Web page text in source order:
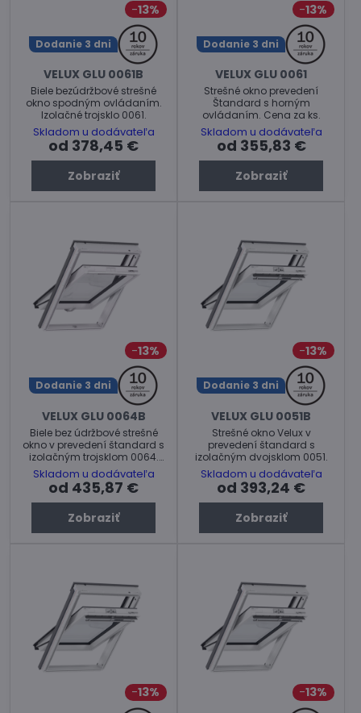
13%
Dodanie 3 dni
VELUX GLU 0061B
Biele bezúdržbové strešné
okno spodným ovládaním.
Izolačné trojsklo 0061.
Skladom u dodávateľa
od 378,45 €
Zobraziť
13%
Dodanie 3 dni
VELUX GLU 0061
Strešné okno prevedení
Štandard s horným
ovládaním. Cena za ks.
Skladom u dodávateľa
od 355,83 €
Zobraziť
13%
Dodanie 3 dni
VELUX GLU 0064B
Biele bez údržbové strešné
okno v prevedení štandard s
izolačným trojsklom 0064.
Dolné ovládanie kľučkou.
Skladom u dodávateľa
od 435,87 €
Zobraziť
13%
Dodanie 3 dni
VELUX GLU 0051B
Strešné okno Velux v
prevedení štandard s
izolačným dvojsklom 0051.
Skladom u dodávateľa
od 393,24 €
Zobraziť
13% 13%